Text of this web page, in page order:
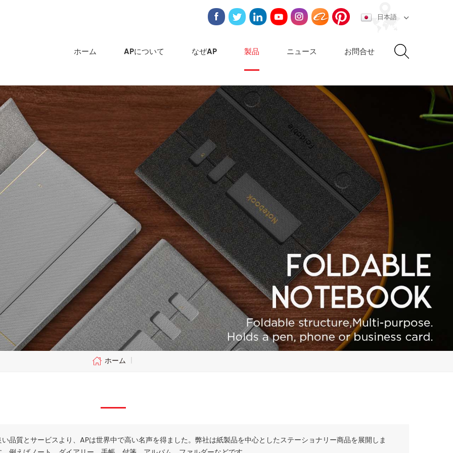
日本語
ホーム APについて なぜAP 製品 ニュース お問合せ
ホーム |
品質とサービスより、APは世界中で高い名声を得ました。弊社は紙製品を中心としたステーショナリー商品を展開しま